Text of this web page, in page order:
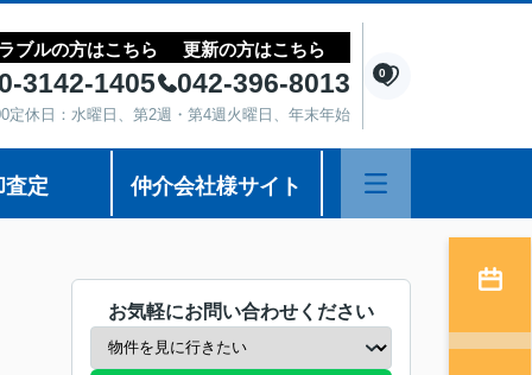
ブルの方はこちら
3142-1405
更新の方はこちら
042-396-8013
定休日：水曜日、第2週・第4週火曜日、年末年始
0
査定 仲介会社様サイト
お気軽にお問い合わせください